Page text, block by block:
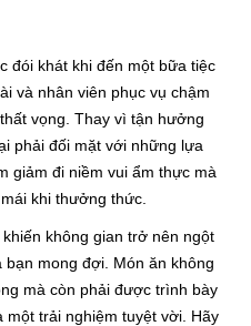
đói khát khi đến một bữa tiệc
và nhân viên phục vụ chậm
vọng. Thay vì tận hưởng
phải đối mặt với những lựa
giảm đi niềm vui ẩm thực mà
khi thưởng thức.
không gian trở nên ngột
mong đợi. Món ăn không
mà còn phải được trình bày
một trải nghiệm tuyệt vời. Hãy